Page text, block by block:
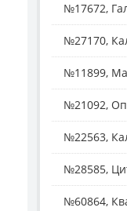
№17672,
№27170,
№11899,
№21092,
№22563,
№28585,
№60864,